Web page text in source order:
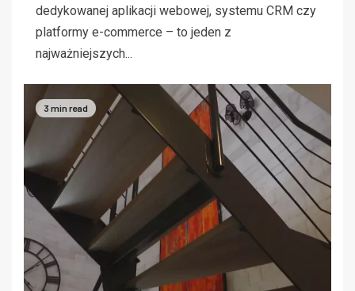
dedykowanej aplikacji webowej, systemu CRM czy
platformy e-commerce – to jeden z
najważniejszych...
3 min read